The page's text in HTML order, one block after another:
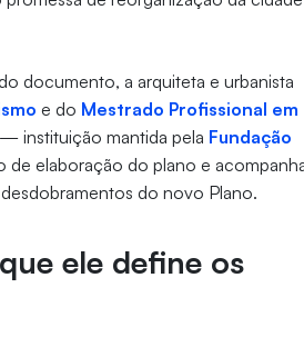
documento, a arquiteta e urbanista
e do Mestrado Profissional em
instituição mantida pela Fundação
elaboração do plano e
do novo Plano.
ele define os